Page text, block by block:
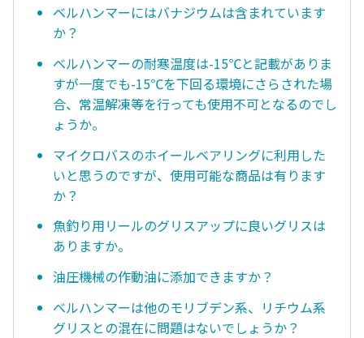
ベルハンマーにはバナジウムは含まれています
か？
ベルハンマーの耐寒温度は-15℃と記載がありま
すが一度でも-15℃を下回る環境にさらされた場
合、常温解凍等を行っても使用不可となるのでし
ょうか。
マイクロバスのホイールベアリングに利用した
いと思うのですが、使用可能な商品は有ります
か？
魚釣り用リールのグリスアップに良いグリスは
ありますか。
油圧機械の作動油に添加できますか？
ベルハンマーは他のモリブデン系、リチウム系
グリスとの混在に問題はないでしょうか？